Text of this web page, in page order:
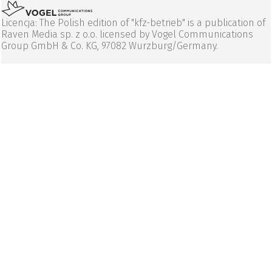
Licencja: The Polish edition of "kfz-betrieb" is a publication of
Raven Media sp. z o.o. licensed by Vogel Communications
Group GmbH & Co. KG, 97082 Wurzburg/Germany.